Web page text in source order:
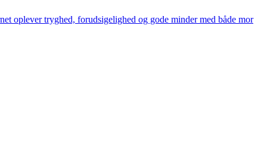
oplever tryghed, forudsigelighed og gode minder med både mor